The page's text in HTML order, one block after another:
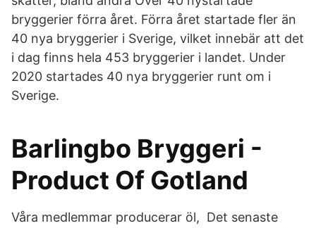
bryggerier förra året. Förra året startade fler än
40 nya bryggerier i Sverige, vilket innebär att det
i dag finns hela 453 bryggerier i landet. Under
2020 startades 40 nya bryggerier runt om i
Sverige.
Barlingbo Bryggeri -
Product Of Gotland
Våra medlemmar producerar öl, Det senaste